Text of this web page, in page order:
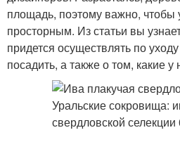
площадь, поэтому важно, чтобы
просторным. Из статьи вы
придется осуществлять по
посадить, а также о том, какие у